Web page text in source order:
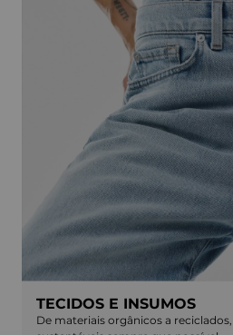
TECIDOS E INSUMOS
De materiais orgânicos a